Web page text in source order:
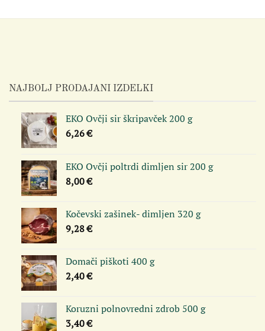
NAJBOLJ PRODAJANI IZDELKI
EKO Ovčji sir škripavček 200 g
6,26€
EKO Ovčji poltrdi dimljen sir 200 g
8,00€
Kočevski zašinek- dimljen 320 g
9,28€
Domači piškoti 400 g
2,40€
Koruzni polnovredni zdrob 500 g
3,40€